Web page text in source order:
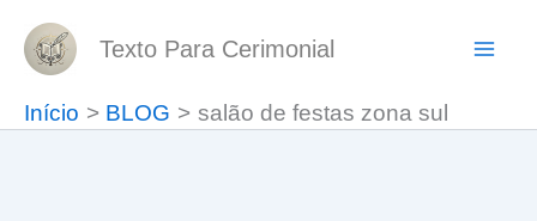
para
conteúdo
Texto Para Cerimonial
Início BLOG salão de festas zona sul